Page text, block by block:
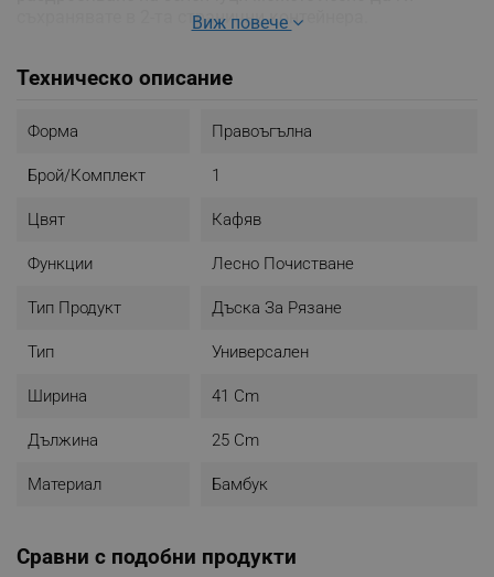
съхранявате в 2-та странични контейнера.
- Размер отделения: 25 x 18.5 см
- Материал контейнери за съхранение: пластмаса
- Два пластмасови контейнера (могат да се мият в
- Цвят: кафяв
Виж повече
Техническо описание
Форма Правоъгълна
Брой/комплект 1
Цвят Кафяв
Функции Лесно Почистване
Тип Продукт Дъска За Рязане
Тип Универсален
Ширина 41 Cm
Дължина 25 Cm
Материал Бамбук
Сравни с подобни продукти